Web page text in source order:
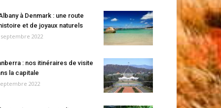
à Denmark : une route
et de joyaux naturels
2022
: nos itinéraires de visite
la capitale
2022